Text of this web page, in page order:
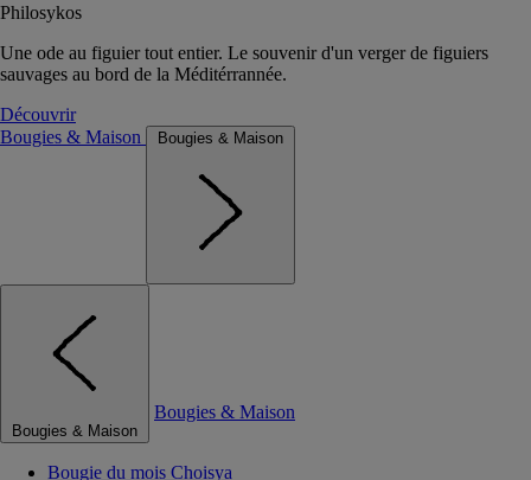
Philosykos
Une ode au figuier tout entier. Le souvenir d'un verger de figuiers
sauvages au bord de la Méditérrannée.
Découvrir
Bougies & Maison
Bougies & Maison
Bougies & Maison
Bougies & Maison
Bougie du mois Choisya